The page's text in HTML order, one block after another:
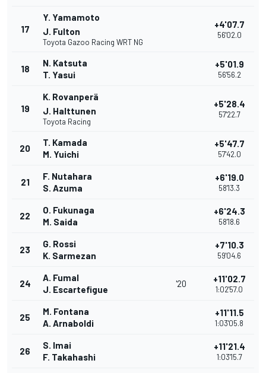
17
Y. Yamamoto
J. Fulton
Toyota Gazoo Racing WRT NG
+4'07.7
56'02.0
18
N. Katsuta
T. Yasui
+5'01.9
56'56.2
19
K. Rovanperä
J. Halttunen
Toyota Racing
+5'28.4
57'22.7
20
T. Kamada
M. Yuichi
+5'47.7
57'42.0
21
F. Nutahara
S. Azuma
+6'19.0
58'13.3
22
O. Fukunaga
M. Saida
+6'24.3
58'18.6
23
G. Rossi
K. Sarmezan
+7'10.3
59'04.6
24
A. Fumal
J. Escartefigue
'20 +11'02.7
1:02'57.0
25
M. Fontana
A. Arnaboldi
+11'11.5
1:03'05.8
26
S. Imai
F. Takahashi
+11'21.4
1:03'15.7